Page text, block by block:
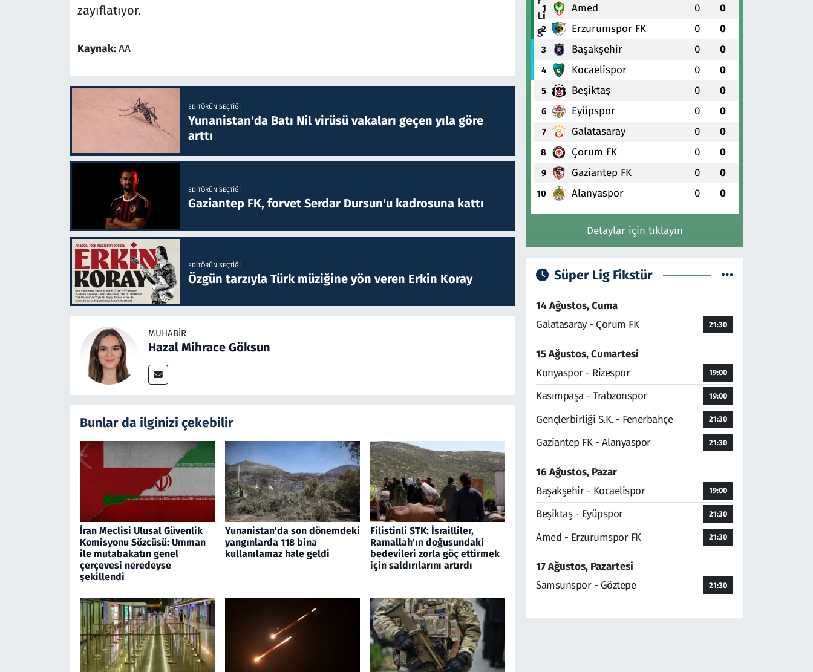
zayıflatıyor.
Kaynak:AA
EDITÖRÜN SEÇTIĞI
Yunanistan'da Batı Nil virüsü vakaları geçen yıla göre
arttı
EDITÖRÜN SEÇTIĞI
Gaziantep FK, forvet Serdar Dursun'u kadrosuna kattı
EDITÖRÜN SEÇTIĞI
Özgün tarzıyla Türk müziğine yön veren Erkin Koray
MUHABIR
Hazal Mihrace Göksun
Bunlar da ilginizi çekebilir
İran Meclisi Ulusal Güvenlik
Komisyonu Sözcüsü: Umman
ile mutabakatın genel
çerçevesi neredeyse
şekillendi
Yunanistan'da son dönemdeki
yangınlarda 118 bina
kullanılamaz hale geldi
Filistinli STK: İsrailliler,
Ramallah'ın doğusundaki
bedevileri zorla göç ettirmek
için saldırılarını artırdı
1 Amed 0 0
2 Erzurumspor FK 0 0
3 Başakşehir 0 0
4 Kocaelispor 0 0
5 Beşiktaş 0 0
6 Eyüpspor 0 0
7 Galatasaray 0 0
8 Çorum FK 0 0
9 Gaziantep FK 0 0
10 Alanyaspor 0 0
Detaylar için tıklayın
Süper Lig Fikstür
14 Ağustos, Cuma
Galatasaray - Çorum FK
21:30
15 Ağustos, Cumartesi
Konyaspor - Rizespor
19:00
Kasımpaşa - Trabzonspor 19:00
Gençlerbirliği S.K. - Fenerbahçe 21:30
Gaziantep FK - Alanyaspor 21:30
16 Ağustos, Pazar
Başakşehir - Kocaelispor
19:00
Beşiktaş - Eyüpspor 21:30
Amed - Erzurumspor FK 21:30
17 Ağustos, Pazartesi
Samsunspor - Göztepe
21:30